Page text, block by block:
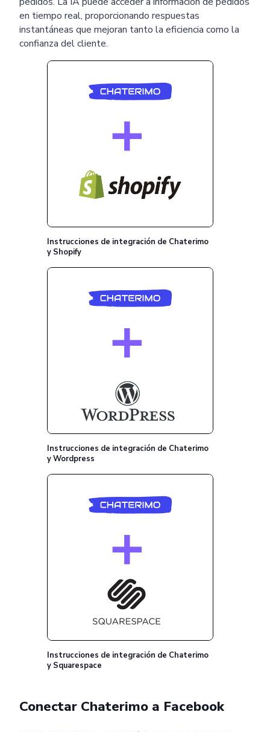
en tiempo real, proporcionando respuestas
instantáneas que mejoran tanto la eficiencia como la
confianza del cliente.
Instrucciones de integración de Chaterimo
y Shopify
Instrucciones de integración de Chaterimo
y Wordpress
Instrucciones de integración de Chaterimo
y Squarespace
Conectar Chaterimo a Facebook